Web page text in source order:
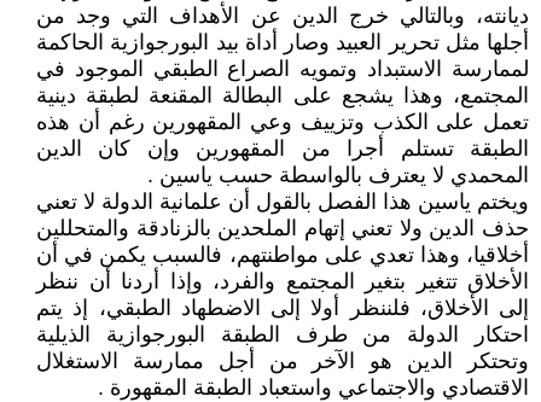
ديانته، وبالتالي خرج الدين عن الأهداف التي وجد من
أجلها مثل تحرير العبيد وصار أداة بيد البورجوازية الحاكمة
لممارسة الاستبداد وتمويه الصراع الطبقي الموجود في
المجتمع، وهذا يشجع على البطالة المقنعة لطبقة دينية
تعمل على الكذب وتزييف وعي المقهورين رغم أن هذه
الطبقة تستلم أجرا من المقهورين وإن كان الدين
المحمدي لا يعترف بالواسطة حسب ياسين .
ويختم ياسين هذا الفصل بالقول أن علمانية الدولة لا تعني
حذف الدين ولا تعني إتهام الملحدين بالزنادقة والمتحللين
أخلاقيا، وهذا تعدي على مواطنتهم، فالسبب يكمن في أن
الأخلاق تتغير بتغير المجتمع والفرد، وإذا أردنا أن ننظر
إلى الأخلاق، فلننظر أولا إلى الاضطهاد الطبقي، إذ يتم
احتكار الدولة من طرف الطبقة البورجوازية الذيلية
وتحتكر الدين هو الآخر من أجل ممارسة الاستغلال
الاقتصادي والاجتماعي واستعباد الطبقة المقهورة .